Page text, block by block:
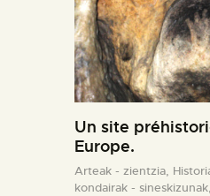
Un site
Europe.
Arteak - zientzia,
kondairak - sineskizunak,